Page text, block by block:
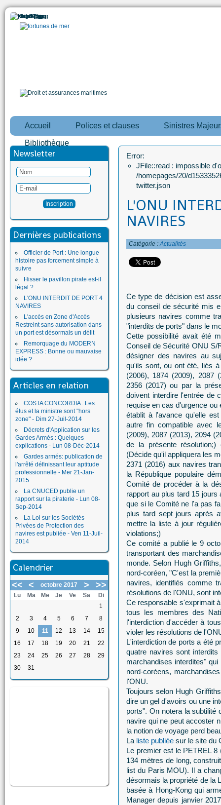
Accueil Polices et clauses Sinistres
Bibliothèque
Newsletter
Dernières publications
Officier de Port : Une longue
histoire pas forcement simple à
suivre
Hisser le pavillon pirate est-il
légal ?
L'ONU INTERDIT DE PORT 4
NAVIRES
L'accès en Zone d'Accès
Restreint sans autorisation dans
un port est désormais un délit
Remorquage du MODERN
EXPRESS : Bonne ou mauvaise
idée ?
Articles en relation
COSTA CONCORDIA : Les
élus et la ministre sont "hors
zone" - Dim 27-Juil-2014
Décrets d'Application sur les
Gardes Armés : Quelques
explications - Lun 08-Déc-2014
Gardes armés: publication de
l'arrêté définissant leur aptitude
professionnelle - Mer 21-Jan-
2015
La CNUCED publie un
rapport sur la piraterie - Lun 08-
Sep-2014
La Loi sur les Sociétés
Privées de Protection des
navires est publiée - Ven 11-Juil-
2014
Calendrier
<< < octobre 2017 > >>
Lu Ma Me Je Ve Sa
Di
1
2
3 4 5 6 7
8
9
10 11 12 13 14
15
16
17 18 19 20 21
22
23
24 25 26 27 28
29
30
31
Error:
JFile::read : impossible
/homepages/20/
twitter.json
L'ONU
NAVIRES
Catégorie :Actualités
Ce type de décision est
du conseil de sécurité mis
plusieurs navires comme
"interdits de ports" dans le
Cette possibilité avait été
Conseil de Sécurité ONU S/
désigner des navires au
qu'ils sont, ou ont été, liés
(2006), 1874 (2009), 2087
2356 (2017) ou par la
doivent interdire l'entrée de
requise en cas d'urgence ou
établit à l'avance qu'elle
autre fin compatible avec
(2009), 2087 (2013), 2094
de la présente
(Décide qu'il appliquera les
2371 (2016) aux navires
la République populaire
Comité de procéder à la
rapport au plus tard 15 jours
que si le Comité ne l'a pas
plus tard sept jours après
mettre la liste à jour
violations;)
Ce comité a publié le 9
transportant des
monde. Selon Hugh
nord-coréen, "C'est la
navires, identifiés comme
résolutions de l'ONU, sont
Ce responsable s'exprimait
tous les membres des
l'interdiction d'accéder à
violer les résolutions de
L'interdiction de ports a été
quatre navires sont
marchandises interdites"
nord-coréens,
l'ONU.
Toujours selon Hugh
dire un gel d'avoirs ou une
ports". On notera la subtilité
navire qui ne peut accoster
la notion de voyage perd
La liste publiée sur le site du
Le premier est le PETREL
134 mètres de long,
list du Paris MOU). Il a
désormais la propriété de la
basée à Hong-Kong qui
Manager depuis janvier